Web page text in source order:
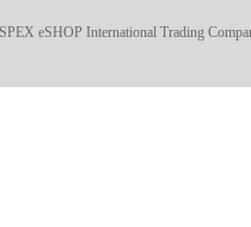
eSHOP International Trading